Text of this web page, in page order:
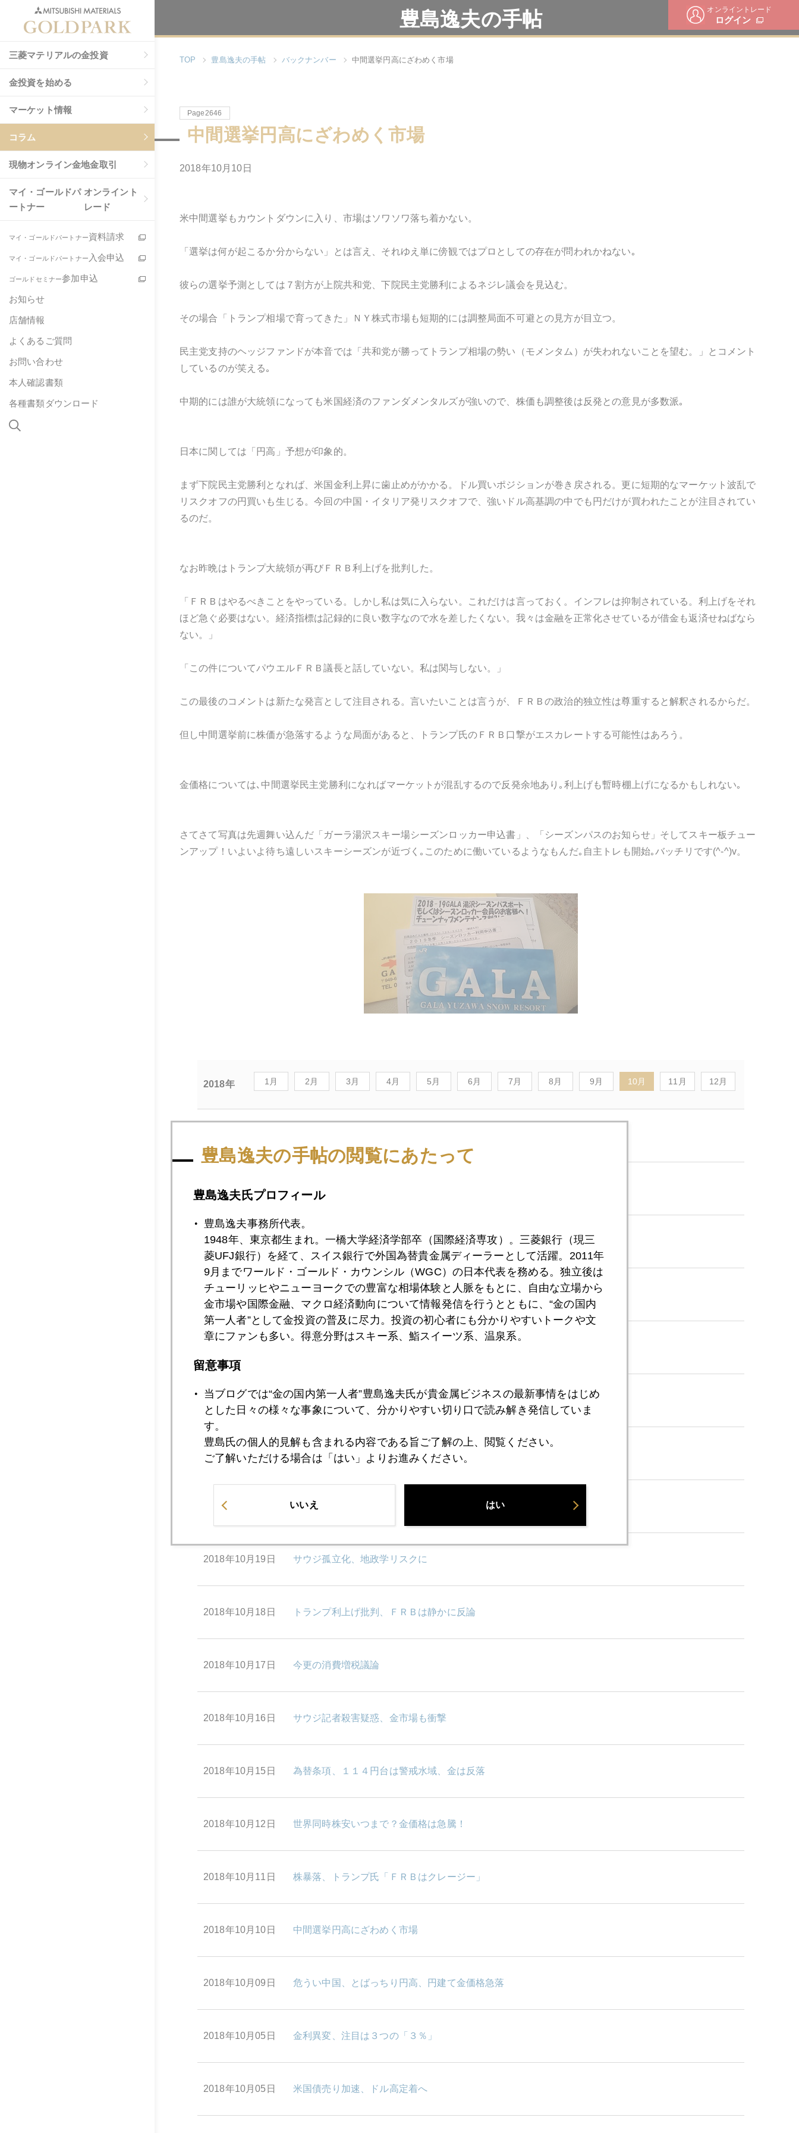
オンライントレード
ログイン
三菱マテリアルの金投資
金投資を始める
マーケット情報
コラム
現物オンライン金地金取引
マイ・ゴールドパ
ートナー
オンライント
レード
マイ・ゴールドパートナー資料請求
マイ・ゴールドパートナー 入会申込
ゴールドセミナー参加申込
お知らせ
店舗情報
よくあるご質問
お問い合わせ
本人確認書類
各種書類ダウンロード
豊島逸夫の手帖
TOP 豊島逸夫の手帖 バックナンバー 中間選挙円高にざわめく市場
Page2646
中間選挙円高にざわめく市場
2018年10月10日
米中間選挙もカウントダウンに入り、市場はソワソワ落ち着かない。
「選挙は何が起こるか分からない」とは言え、それゆえ単に傍観ではプロとしての存在が問われかねない｡
彼らの選挙予測としては７割方が上院共和党、下院民主党勝利によるネジレ議会を見込む。
その場合「トランプ相場で育ってきた」ＮＹ株式市場も短期的には調整局面不可避との見方が目立つ。
民主党支持のヘッジファンドが本音では「共和党が勝ってトランプ相場の勢い（モメンタム）が失われないことを望む。」とコメント
しているのが笑える｡
中期的には誰が大統領になっても米国経済のファンダメンタルズが強いので、株価も調整後は反発との意見が多数派｡
日本に関しては「円高」予想が印象的。
まず下院民主党勝利となれば、米国金利上昇に歯止めがかかる。ドル買いポジションが巻き戻される。更に短期的なマーケット波乱で
リスクオフの円買いも生じる。今回の中国・イタリア発リスクオフで、強いドル高基調の中でも円だけが買われたことが注目されてい
るのだ。
なお昨晩はトランプ大統領が再びＦＲＢ利上げを批判した。
「ＦＲＢはやるべきことをやっている。しかし私は気に入らない。これだけは言っておく。インフレは抑制されている。利上げをそれ
ほど急ぐ必要はない。経済指標は記録的に良い数字なので水を差したくない。我々は金融を正常化させているが借金も返済せねばなら
ない。」
「この件についてパウエルＦＲＢ議長と話していない。私は関与しない。」
この最後のコメントは新たな発言として注目される。言いたいことは言うが、ＦＲＢの政治的独立性は尊重すると解釈されるからだ。
但し中間選挙前に株価が急落するような局面があると、トランプ氏のＦＲＢ口撃がエスカレートする可能性はあろう。
金価格については､中間選挙民主党勝利になればマーケットが混乱するので反発余地あり｡利上げも暫時棚上げになるかもしれない｡
さてさて写真は先週舞い込んだ「ガーラ湯沢スキー場シーズンロッカー申込書」、「シーズンパスのお知らせ」そしてスキー板チュー
ンアップ！いよいよ待ち遠しいスキーシーズンが近づく｡このために働いているようなもんだ｡自主トレも開始｡バッチリです(^-^)v。
2018年 1月 2月 3月 4月 5月 6月 7月 8月 9月 10月 11月 12月
2018年10月30日 市場騒擾、スタグフレーションの影
2018年10月29日 今週の市場読む勘所
2018年10月26日 ＮＹ株は時間外でアマゾンショック
2018年10月24日 金にも新規マネー流入
2018年10月23日 原油１００ドル回避に動く舞台裏
2018年10月22日 米中間選挙 トランプ支持率上昇
2018年10月19日 サウジ孤立化、地政学リスクに
2018年10月18日 トランプ利上げ批判、ＦＲＢは静かに反論
2018年10月17日 今更の消費増税議論
2018年10月16日 サウジ記者殺害疑惑、金市場も衝撃
2018年10月15日 為替条項、１１４円台は警戒水域、金は反落
2018年10月12日 世界同時株安いつまで？金価格は急騰！
2018年10月11日 株暴落、トランプ氏「ＦＲＢはクレージー」
2018年10月10日 中間選挙円高にざわめく市場
2018年10月09日 危うい中国、とばっちり円高、円建て金価格急落
2018年10月05日 金利異変、注目は３つの「３％」
2018年10月05日 米国債売り加速、ドル高定着へ
豊島逸夫の手帖の閲覧にあたって
豊島逸夫氏プロフィール
豊島逸夫事務所代表。
1948年、東京都生まれ。一橋大学経済学部卒（国際経済専攻）。三菱銀行（現三
菱UFJ銀行）を経て、スイス銀行で外国為替貴金属ディーラーとして活躍。2011年
9月までワールド・ゴールド・カウンシル（WGC）の日本代表を務める。独立後は
チューリッヒやニューヨークでの豊富な相場体験と人脈をもとに、自由な立場から
金市場や国際金融、マクロ経済動向について情報発信を行うとともに、“金の国内
第一人者”として金投資の普及に尽力。投資の初心者にも分かりやすいトークや文
章にファンも多い。得意分野はスキー系、鮨スイーツ系、温泉系。
留意事項
当ブログでは“金の国内第一人者”豊島逸夫氏が貴金属ビジネスの最新事情をはじめ
とした日々の様々な事象について、分かりやすい切り口で読み解き発信していま
す。
豊島氏の個人的見解も含まれる内容である旨ご了解の上、閲覧ください。
ご了解いただける場合は「はい」よりお進みください。
いいえ はい